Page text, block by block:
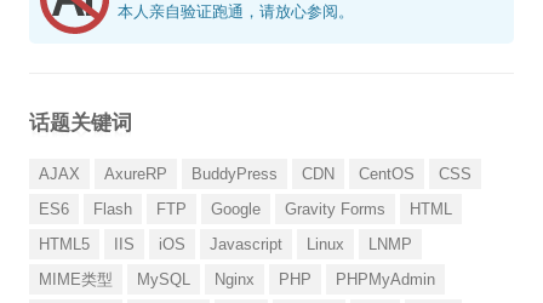
本人亲自验证跑通，请放心参阅。
话题关键词
AJAX AxureRP BuddyPress CDN CentOS
CSS
ES6
Flash FTP Google Gravity Forms
HTML
HTML5
IIS iOS Javascript Linux
LNMP
MIME类型
MySQL Nginx PHP
PHPMyAdmin